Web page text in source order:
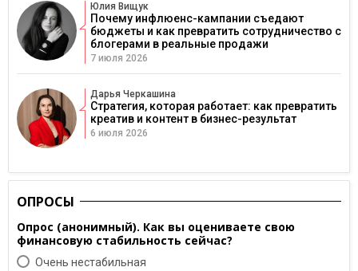
Юлия Вищук
Почему инфлюенс-кампании съедают
бюджеты и как превратить сотрудничество с
блогерами в реальные продажи
7 июля 2026
Дарья Черкашина
Стратегия, которая работает: как превратить
креатив и контент в бизнес-результат
6 июля 2026
ОПРОСЫ
Опрос (анонимный). Как вы оцениваете свою
финансовую стабильность сейчас?
Очень нестабильная